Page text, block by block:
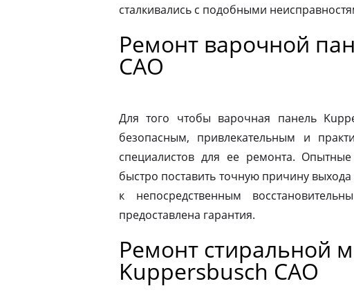
сталкивались с подобными
Ремонт варочной
САО
Для того чтобы варочная панель
безопасным, привлекательным и
специалистов для ее ремонта.
быстро поставить точную причину
к непосредственным
предоставлена гарантия.
Ремонт стиральной
Kuppersbusch САО